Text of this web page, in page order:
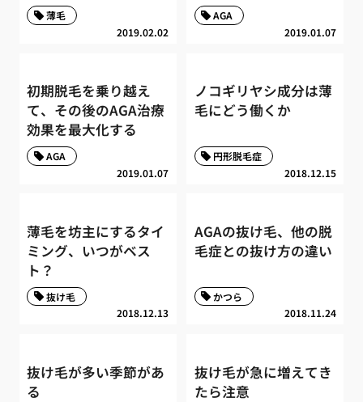
2019.02.02
薄毛
2019.01.07
AGA
初期脱毛を乗り越え
て、その後のAGA治療
効果を最大化する
2019.01.07
AGA
ノコギリヤシ成分は薄
毛にどう働くか
2018.12.15
円形脱毛症
薄毛を坊主にするタイ
ミング、いつがベス
ト？
2018.12.13
抜け毛
AGAの抜け毛、他の脱
毛症との抜け方の違い
2018.11.24
かつら
抜け毛が多い季節があ
る
抜け毛が急に増えてき
たら注意